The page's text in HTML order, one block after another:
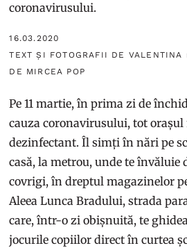
coronavirusului.
16.03.2020
TEXT ȘI FOTOGRAFII DE VALENTINA
DE MIRCEA POP
Pe 11 martie, în prima zi de
cauza coronavirusului, tot orașul
dezinfectant. Îl simți în nări pe
casă, la metrou, unde te învăluie
covrigi, în dreptul magazinelor
Aleea Lunca Bradului, strada
care, într-o zi obișnuită, te
jocurile copiilor direct în curtea